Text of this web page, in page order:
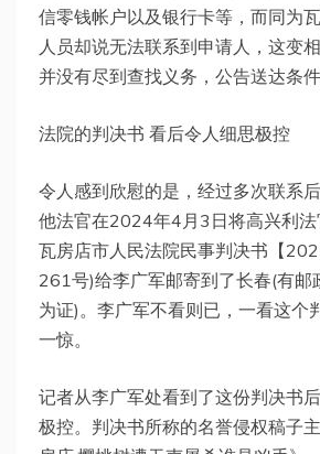
信零钱帐户以及银行卡等，而同为
人员却说无法联系到申请人，这变
并没有尽到查找义务，公告送达条件
法院的判决书 看后令人细思极控
令人感到欣慰的是，经过多次联系
他法官在2024年4月3日将高兴利
瓦房店市人民法院民事判决书【
261号)给李广军邮寄到了长春(有邮
为证)。李广军不看则已，一看这个
一惊。
记者从李广军处看到了这份判决书
极控。判决书所称的名誉侵权稿子